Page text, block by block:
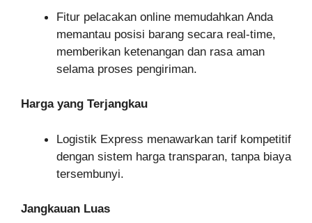
Fitur pelacakan online memudahkan Anda
memantau posisi barang secara real-time,
memberikan ketenangan dan rasa aman
selama proses pengiriman.
Harga yang Terjangkau
Logistik Express menawarkan tarif kompetitif
dengan sistem harga transparan, tanpa biaya
tersembunyi.
Jangkauan Luas